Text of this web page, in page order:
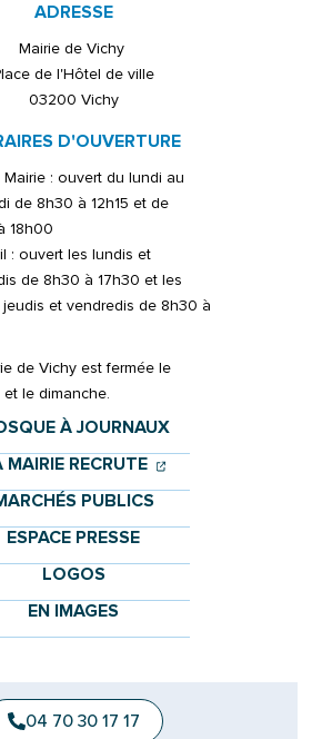
ADRESSE
Mairie de Vichy
de l'Hôtel de ville
03200 Vichy
D'OUVERTURE
Mairie : ouvert du lundi au
de 8h30 à 12h15 et de
18h00
: ouvert les lundis et
de 8h30 à 17h30 et les
jeudis et vendredis de 8h30 à
de Vichy est fermée le
et le dimanche.
À JOURNAUX
MAIRIE RECRUTE (OUVERTURE
(OUVERTURE
PUBLICS
ESPACE PRESSE
LOGOS
EN IMAGES
04 70 30 17 17